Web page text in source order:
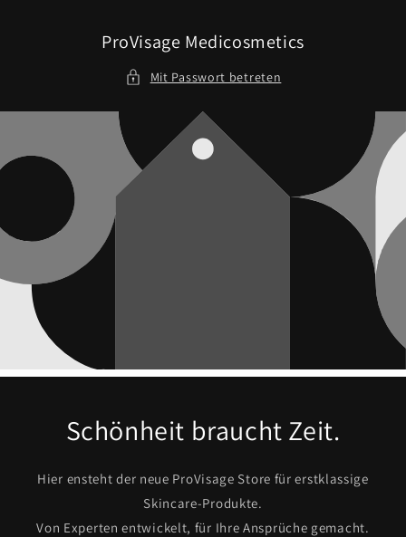
ProVisage Medicosmetics
Mit Passwort betreten
Schönheit braucht Zeit.
Hier ensteht der neue ProVisage Store für erstklassige
Skincare-Produkte.
Von Experten entwickelt, für Ihre Ansprüche gemacht.